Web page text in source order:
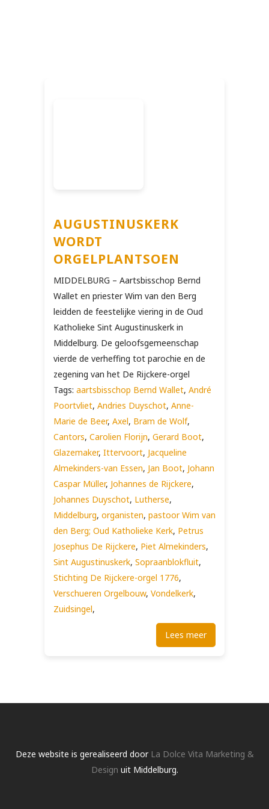
AUGUSTINUSKERK
WORDT
ORGELPLANTSOEN
MIDDELBURG – Aartsbisschop Bernd
Wallet en priester Wim van den Berg
leidden de feestelijke viering in de Oud
Katholieke Sint Augustinuskerk in
Middelburg. De geloofsgemeenschap
vierde de verheffing tot parochie en de
zegening van het De Rijckere-orgel
Tags: aartsbisschop Bernd Wallet, André
Poortvliet, Andries Duyschot, Anne-
Marie de Beer, Axel, Bram de Wolf,
Cantors, Carolien Florijn, Gerard Boot,
Glazemaker, Ittervoort, Jacqueline
Almekinders-van Essen, Jan Boot, Johann
Caspar Müller, Johannes de Rijckere,
Johannes Duyschot, Lutherse,
Middelburg, organisten, pastoor Wim van
den Berg; Oud Katholieke Kerk, Petrus
Josephus De Rijckere, Piet Almekinders,
Sint Augustinuskerk, Sopraanblokfluit,
Stichting De Rijckere-orgel 1776,
Verschueren Orgelbouw, Vondelkerk,
Zuidsingel,
Lees meer
Deze website is gerealiseerd door La Dolce Vita Marketing &
Design uit Middelburg.